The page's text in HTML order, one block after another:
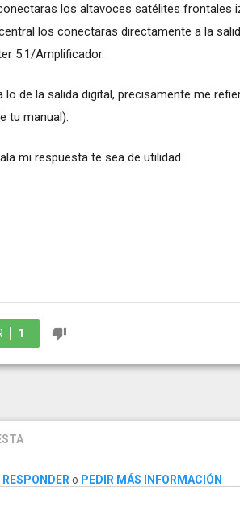
los altavoces satélites frontales
los conectaras directamente a la
5.1/Amplificador.
lo de la salida digital, precisamente me
tu manual).
mi respuesta te sea de utilidad.
1
RESPONDER o PEDIR MÁS INFORMACIÓN